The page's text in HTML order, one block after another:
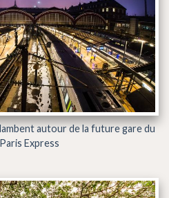
autour de la future gare du
Express